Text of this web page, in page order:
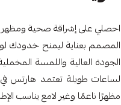
المصمم بعناية ليمنح خدودك
الجودة العالية واللمسة
لساعات طويلة تعتمد هارتس
مظهرًا ناعمًا وغير لامع يناسب